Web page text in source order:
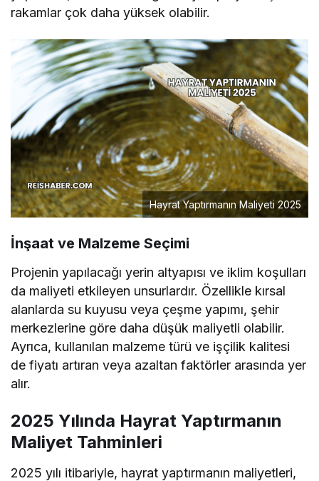
rakamlar çok daha yüksek olabilir.
Hayrat Yaptırmanın Maliyeti 2025
İnşaat ve Malzeme Seçimi
Projenin yapılacağı yerin altyapısı ve iklim koşulları
da maliyeti etkileyen unsurlardır. Özellikle kırsal
alanlarda su kuyusu veya çeşme yapımı, şehir
merkezlerine göre daha düşük maliyetli olabilir.
Ayrıca, kullanılan malzeme türü ve işçilik kalitesi
de fiyatı artıran veya azaltan faktörler arasında yer
alır.
2025 Yılında Hayrat Yaptırmanın
Maliyet Tahminleri
2025 yılı itibariyle, hayrat yaptırmanın maliyetleri,